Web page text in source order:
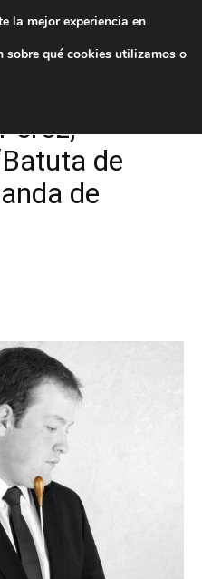
de
de
la mejor experiencia en
sobre qué cookies utilizamos o